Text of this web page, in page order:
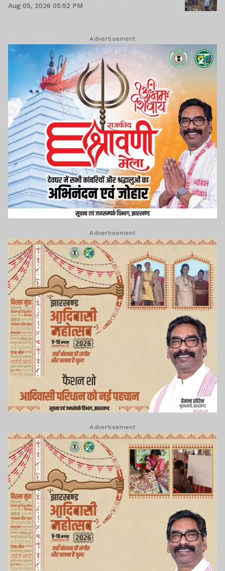
Aug 05, 2026 05:52 PM
Advertisement
Advertisement
Advertisement